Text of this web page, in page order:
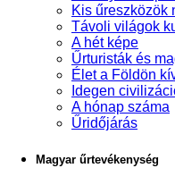
Kis űreszközök
Távoli világok
A hét képe
Űrturisták és
Élet a Földön
Idegen
A hónap száma
Űridőjárás
Magyar űrtevékenység